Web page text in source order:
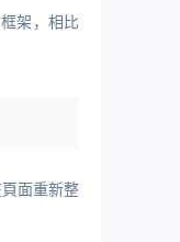
架，相比
面重新整